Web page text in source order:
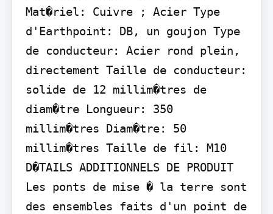
Mat�riel: Cuivre ; Acier Type
d'Earthpoint: DB, un goujon Type
de conducteur: Acier rond plein,
directement Taille de conducteur:
solide de 12 millim�tres de
diam�tre Longueur: 350
millim�tres Diam�tre: 50
millim�tres Taille de fil: M10
D�TAILS ADDITIONNELS DE PRODUIT
Les ponts de mise � la terre sont
des ensembles faits d'un point de